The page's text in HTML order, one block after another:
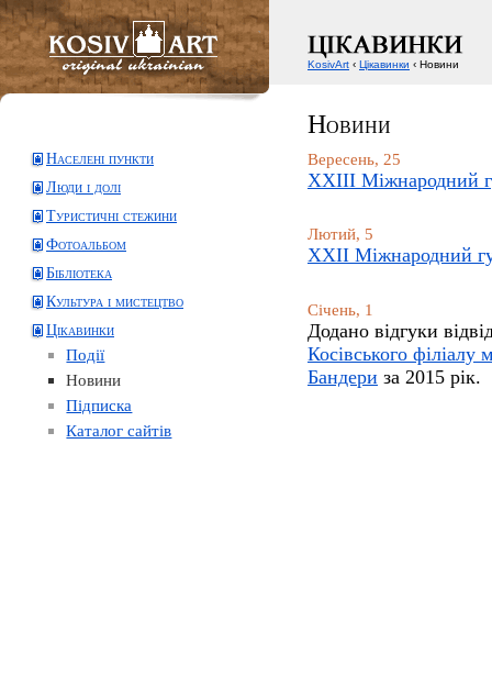
Новини
Населені пункти
Люди і долі
Туристичні стежини
Фотоальбом
Бібліотека
Культура і мистецтво
Цікавинки
Події
Новини
Підписка
Каталог сайтів
Вересень, 25
ХХIII Міжнародний
Лютий, 5
ХХII Міжнародний
Січень, 1
Додано відгуки
Косівського
Бандери за 2015 рік.
KosivArt ‹ Цікавинки ‹ Новини